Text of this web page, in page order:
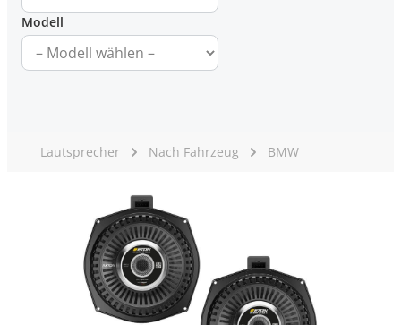
Modell
Lautsprecher Nach Fahrzeug BMW